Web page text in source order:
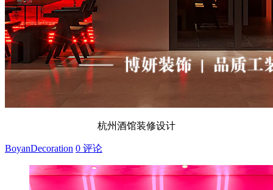
杭州酒馆装修设计
BoyanDecoration 0 评论